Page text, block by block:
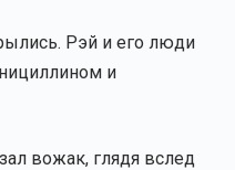
Рэй и его люди
и
вожак, глядя вслед